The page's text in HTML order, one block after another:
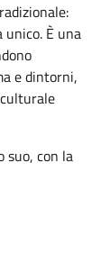
È una
e dintorni,
suo, con la